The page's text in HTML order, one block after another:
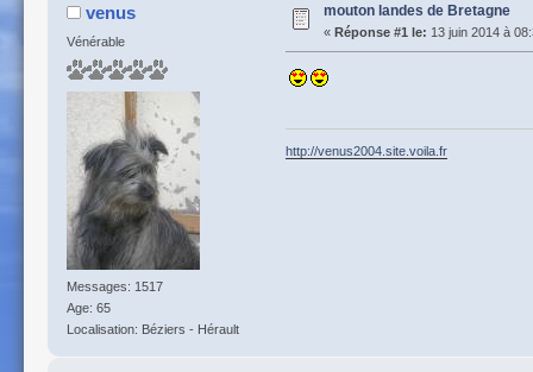
venus
Vénérable
Messages: 1517
Age: 65
Localisation: Béziers - Hérault
mouton landes de Bretagne
« Réponse #1 le: 13 juin 2014 à
http://venus2004.site.voila.fr